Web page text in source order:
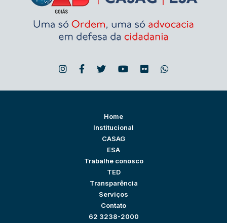
Home
Institucional
CASAG
ESA
Trabalhe conosco
TED
Transparência
Serviços
Contato
62 3238-2000